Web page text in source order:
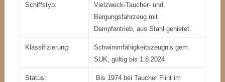
Schiffstyp:
Vielzweck-Taucher- und
Bergungsfahrzeug mit
Dampfantrieb, aus Stahl genietet.
Klassifizierung:
Schwimmfähigkeitszeugnis gem.
SUK, gültig bis 1.8.2024
Status:
Bis 1974 bei Taucher Flint im